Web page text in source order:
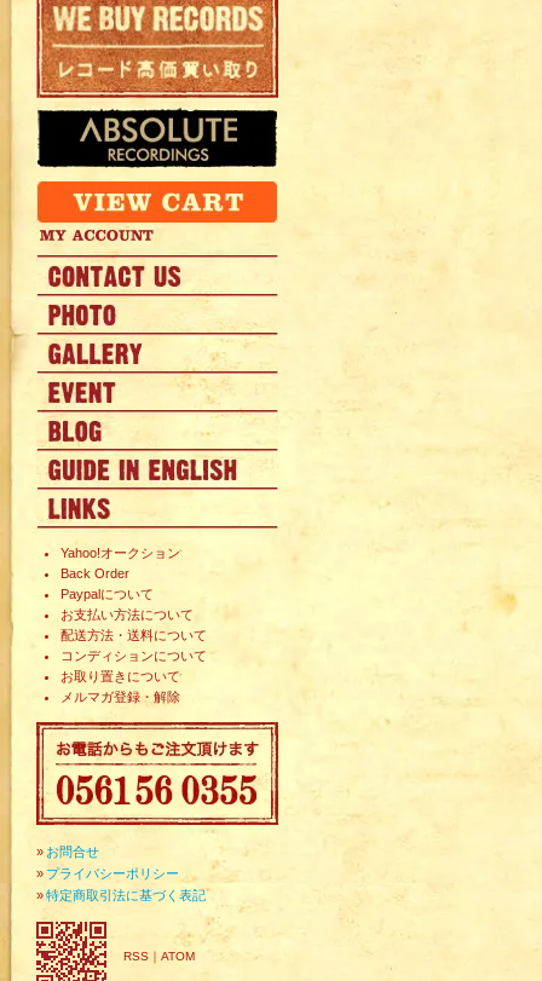
Yahoo!オークション
Back Order
Paypalについて
お支払い方法について
配送方法・送料について
コンディションについて
お取り置きについて
メルマガ登録・解除
» お問合せ
» プライバシーポリシー
»特定商取引法に基づく表記
RSS ｜ ATOM